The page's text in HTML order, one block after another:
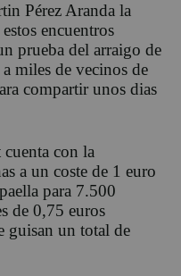
Pérez Aranda la
encuentros
prueba del arraigo de
a miles de vecinos de
compartir unos dias
con la
a un coste de 1 euro
para 7.500
de 0,75 euros
guisan un total de